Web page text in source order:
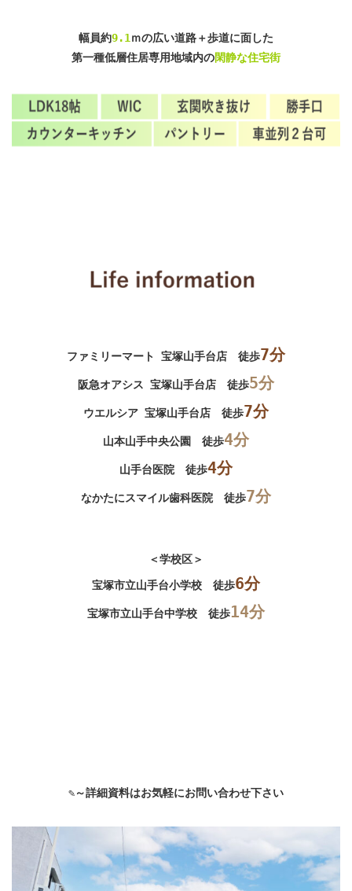
幅員約9.1 ｍの広い道路＋歩道に面した
第一種低層住居専用地域内の閑静な住宅街
ファミリーマート 宝塚山手台店 徒歩7分
阪急オアシス 宝塚山手台店 徒歩5分
ウエルシア 宝塚山手台店 徒歩7分
山本山手中央公園 徒歩4分
山手台医院 徒歩4分
なかたにスマイル歯科医院 徒歩7分
＜学校区＞
宝塚市立山手台小学校 徒歩6分
宝塚市立山手台中学校 徒歩14分
✎～詳細資料はお気軽にお問い合わせ下さい